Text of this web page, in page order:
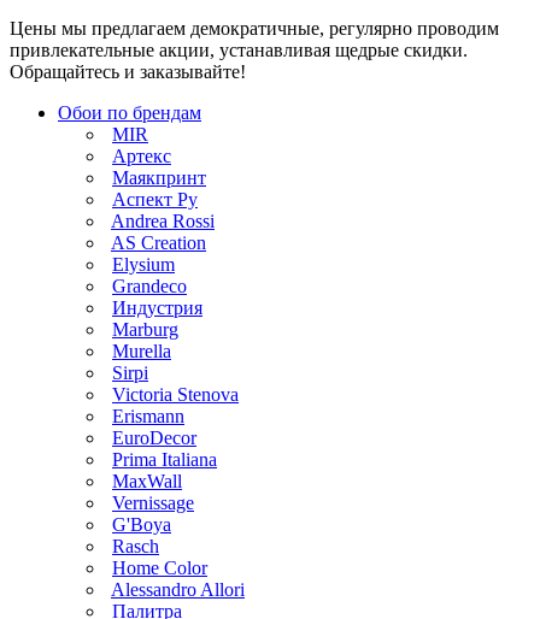
Цены мы предлагаем демократичные, регулярно проводим
привлекательные акции, устанавливая щедрые скидки.
Обращайтесь и заказывайте!
Обои по брендам
MIR
Артекс
Маякпринт
Аспект Ру
Andrea Rossi
AS Creation
Elysium
Grandeco
Индустрия
Marburg
Murella
Sirpi
Victoria Stenova
Erismann
EuroDecor
Prima Italiana
MaxWall
Vernissage
G'Boya
Rasch
Home Color
Alessandro Allori
Палитра